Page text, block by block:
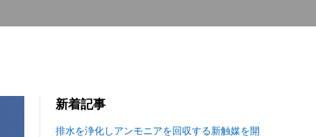
新着記事
排水を浄化しアンモニアを回収する新触媒を開